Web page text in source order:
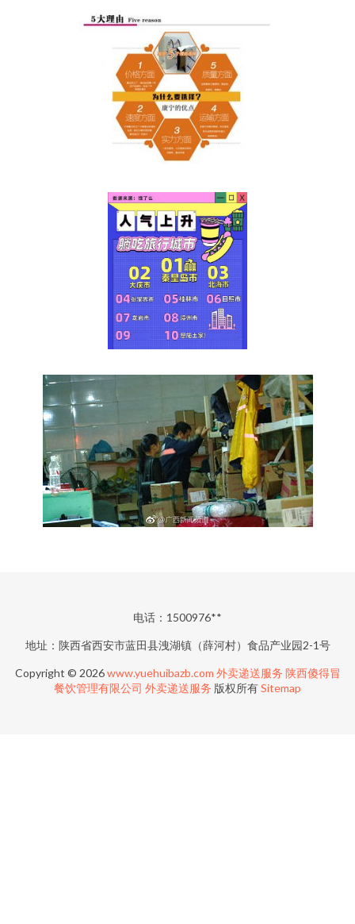
电话：1500976**
地址：陕西省西安市蓝田县洩湖镇（薛河村）食品产业园2-1号
Copyright © 2026www.yuehuibazb.com 外卖递送服务 陕西傻得冒
餐饮管理有限公司 外卖递送服务 版权所有Sitemap